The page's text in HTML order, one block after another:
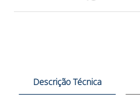
Descrição Técnica